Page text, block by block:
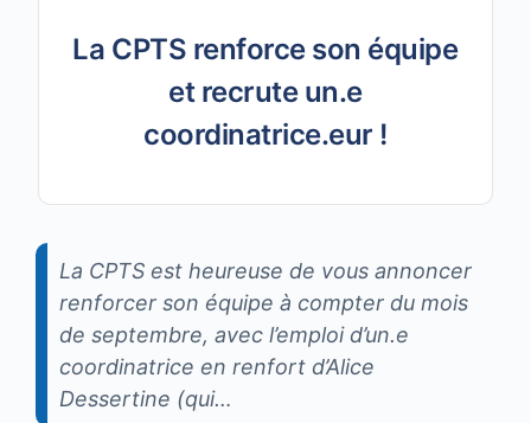
La CPTS renforce son équipe
et recrute un.e
coordinatrice.eur !
La CPTS est heureuse de vous annoncer
renforcer son équipe à compter du mois
de septembre, avec l’emploi d’un.e
coordinatrice en renfort d’Alice
Dessertine (qui…